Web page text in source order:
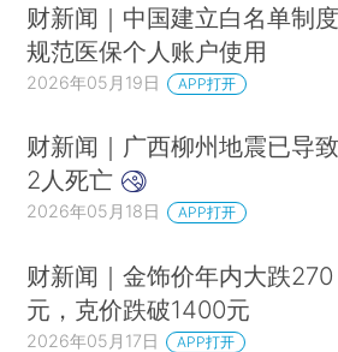
3岁女童高铁座位与母亲相隔8节
39岁律师办案途中晕倒离世，日
两部门联合发布贯彻实施民营经
伊朗最高领袖说伊朗人民正在进行
李在明公开谴责以色列：严重越界
三星电子劳资谈判结束 工会决定
玻利维亚宣布驱逐哥伦比亚大使
财新闻｜中国建立白名单制度
规范医保个人账户使用
2026年05月19日 APP打开
财新闻｜广西柳州地震已导致
2人死亡
2026年05月18日 APP打开
财新闻｜金饰价年内大跌270
元，克价跌破1400元
2026年05月17日 APP打开